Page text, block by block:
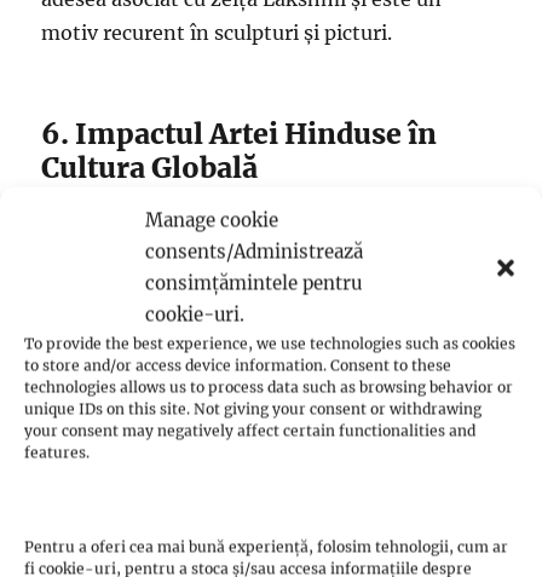
Manage cookie
consents/Administrează
consimțămintele pentru
cookie-uri.
To provide the best experience, we use technologies such as cookies
to store and/or access device information. Consent to these
technologies allows us to process data such as browsing behavior or
unique IDs on this site. Not giving your consent or withdrawing
your consent may negatively affect certain functionalities and
features.
Pentru a oferi cea mai bună experiență, folosim tehnologii, cum ar
fi cookie-uri, pentru a stoca și/sau accesa informațiile despre
motiv recurent în sculpturi și picturi.
6. Impactul Artei Hinduse în
Cultura Globală
Arta hindusă nu a influențat doar India, ci a
avut un impact semnificativ asupra culturilor
din întreaga lume. Elementele artistice hinduse
au fost adoptate și reinterpretate de către
artiști din diferite colțuri ale globului.
Expozițiile de artă hindusă atrag milioane de
vizitatori anual, promovând o înțelegere mai
6.1. Colaborarea Interculturală